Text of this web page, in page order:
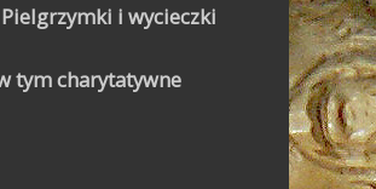
Pielgrzymki i wycieczki
tym charytatywne